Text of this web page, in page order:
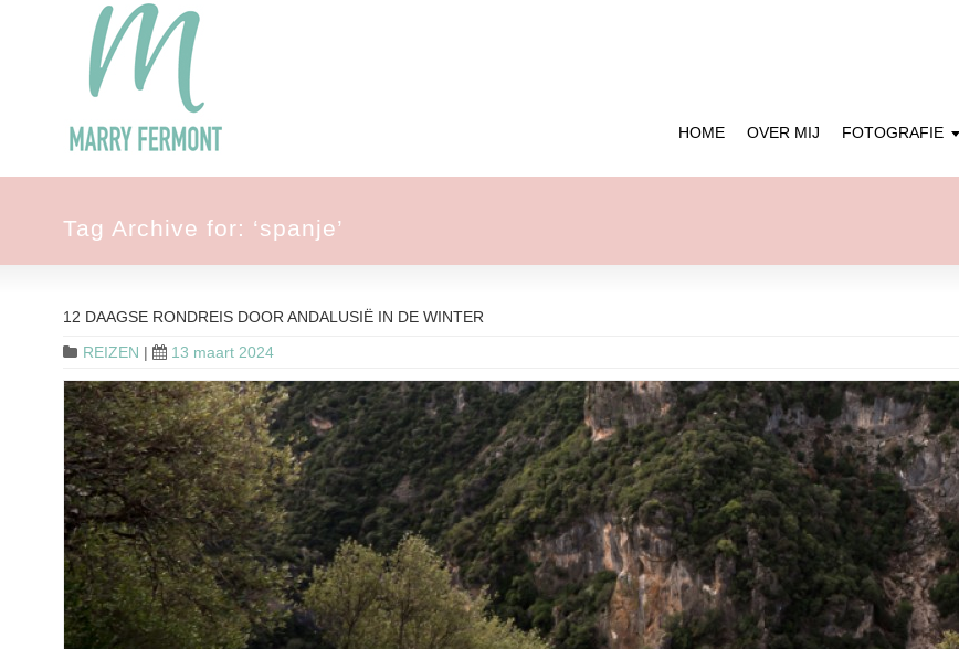
HOME OVER MIJ FOTOGRAFIE
Tag Archive for: ‘spanje’
12 DAAGSE RONDREIS DOOR ANDALUSIË IN DE WINTER
REIZEN | 13 maart 2024